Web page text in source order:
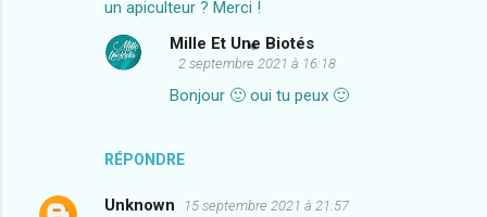
un apiculteur ? Merci !
RÉPONDRE
Mille Et Une Biotés
2 septembre 2021 à 16:18
Bonjour 🙂 oui tu peux 🙂
Unknown 15 septembre 2021 à 21:57